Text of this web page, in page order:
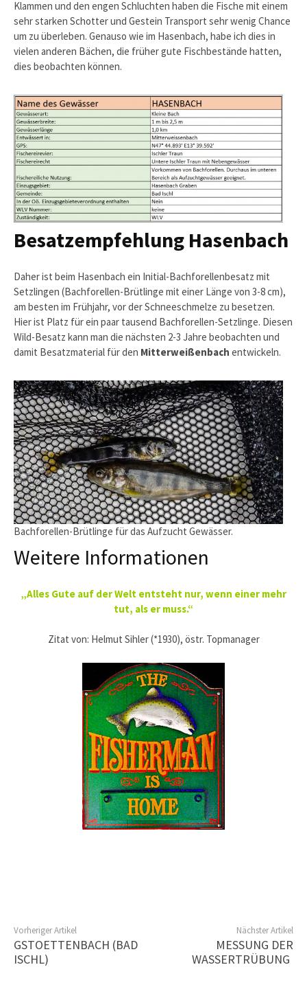
Klammen und den engen Schluchten haben die Fische mit einem
sehr starken Schotter und Gestein Transport sehr wenig Chance
um zu überleben. Genauso wie im Hasenbach, habe ich dies in
vielen anderen Bächen, die früher gute Fischbestände hatten,
dies beobachten können.
Besatzempfehlung Hasenbach
Daher ist beim Hasenbach ein Initial-Bachforellenbesatz mit
Setzlingen (Bachforellen-Brütlinge mit einer Länge von 3-8 cm),
am besten im Frühjahr, vor der Schneeschmelze zu besetzen.
Hier ist Platz für ein paar tausend Bachforellen-Setzlinge. Diesen
Wild-Besatz kann man die nächsten 2-3 Jahre beobachten und
damit Besatzmaterial für den Mitterweißenbach entwickeln.
Bachforellen-Brütlinge für das Aufzucht Gewässer.
Weitere Informationen
„Alles Gute auf der Welt entsteht nur, wenn einer mehr
tut, als er muss.“
Zitat von: Helmut Sihler (*1930), östr. Topmanager
Vorheriger Artikel
GSTOETTENBACH (BAD
ISCHL)
Nächster Artikel
MESSUNG DER
WASSERTRÜBUNG